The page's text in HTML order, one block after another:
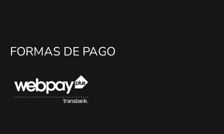
FORMAS DE PAGO